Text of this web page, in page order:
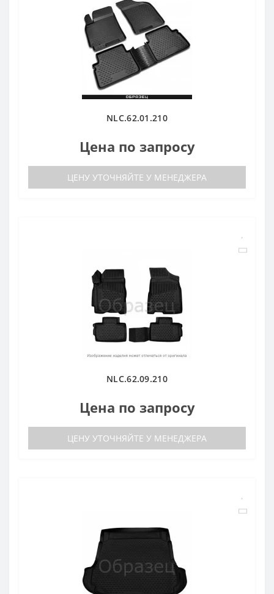
NLC.62.01.210
Цена по запросу
ЦЕНУ УТОЧНЯЙТЕ У МЕНЕДЖЕРА
NLC.62.09.210
Цена по запросу
ЦЕНУ УТОЧНЯЙТЕ У МЕНЕДЖЕРА